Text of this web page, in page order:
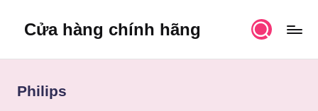
Cửa hàng chính hãng
Philips